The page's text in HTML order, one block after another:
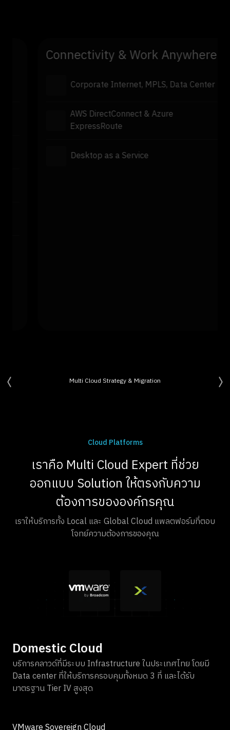
Connectivity & Work Anywhere
Corporate Internet, MPLS, Data Center
AWS DirectConnect & Azure
ExpressRoute
Desktop as a Service
Multi Cloud Strategy & Migration
Cloud Platforms
เราคือ Multi Cloud Expert ที่ช่วย
ออกแบบ Solution ให้ตรงกับความ
ต้องการขององค์กรคุณ
เราให้บริการทั้ง Local และ Global Cloud แพลตฟอร์มที่ตอบ
โจทย์ความต้องการของคุณ
Domestic Cloud
บริการคลาวด์ที่มีระบบ Infrastructure ในประเทศไทย โดยมี
Data center ที่ให้บริการครอบคุมทั้งหมด 3 ที่ และได้รับ
มาตรฐาน Tier IV สูงสุด